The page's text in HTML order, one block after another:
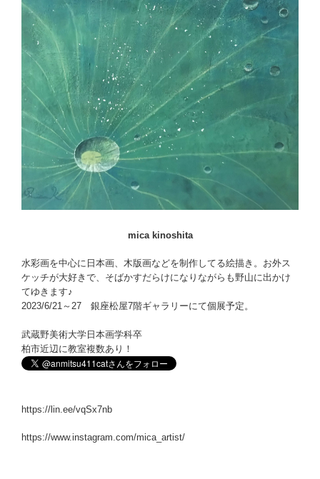
mica kinoshita
水彩画を中心に日本画、木版画などを制作してる絵描き。お外ス
ケッチが大好きで、そばかすだらけになりながらも野山に出かけ
てゆきます♪
2023/6/21～27 銀座松屋7階ギャラリーにて個展予定。
武蔵野美術大学日本画学科卒
柏市近辺に教室複数あり！
https://lin.ee/vqSx7nb
https://www.instagram.com/mica_artist/